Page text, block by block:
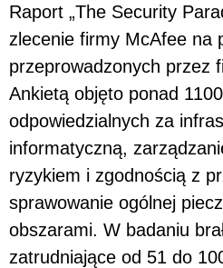
Raport „The Security
zlecenie firmy McAfee na
przeprowadzonych przez
Ankietą objęto ponad
odpowiedzialnych za
informatyczną,
ryzykiem i zgodnością z
sprawowanie ogólnej
obszarami. W badaniu
zatrudniające od 51 do